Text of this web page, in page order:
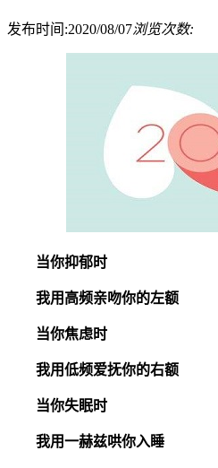
发布时间:2020/08/07浏览次数:
当你抑郁时
我用高频亲吻你的左额
当你焦虑时
我用低频爱抚你的右额
当你失眠时
我用一赫兹哄你入睡